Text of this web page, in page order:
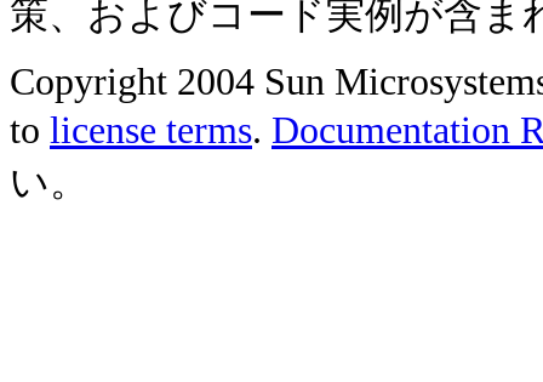
策、およびコード実例が含ま
Copyright 2004 Sun
to license terms. Documentation
い。